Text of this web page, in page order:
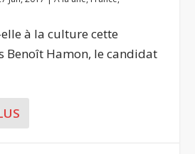
à la culture cette
Benoît Hamon, le candidat